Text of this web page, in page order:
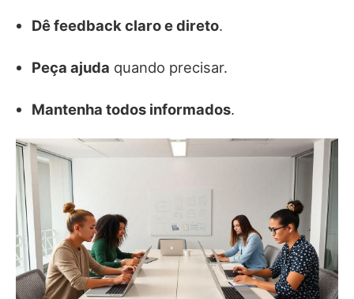
Dê feedback claro e direto.
Peça ajuda quando precisar.
Mantenha todos informados.